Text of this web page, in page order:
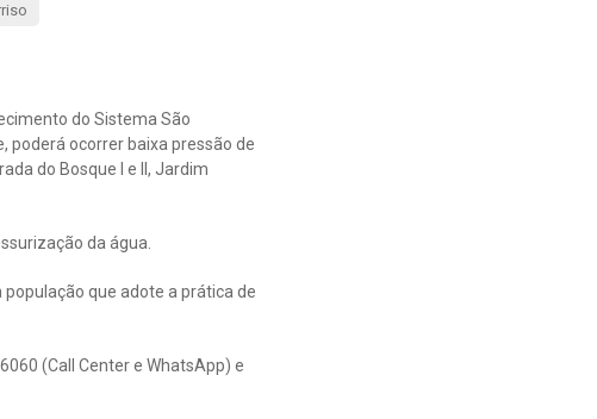
do Sistema São
poderá ocorrer baixa pressão de
do Bosque I e II, Jardim
da água.
que adote a prática de
(Call Center e WhatsApp) e